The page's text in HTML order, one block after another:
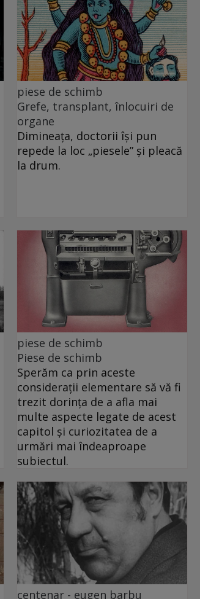
piese de schimb
Grefe, transplant, înlocuiri de
organe
Dimineața, doctorii își pun
repede la loc „piesele” și pleacă
la drum.
piese de schimb
Piese de schimb
Sperăm ca prin aceste
considerații elementare să vă fi
trezit dorința de a afla mai
multe aspecte legate de acest
capitol și curiozitatea de a
urmări mai îndeaproape
subiectul.
centenar - eugen barbu